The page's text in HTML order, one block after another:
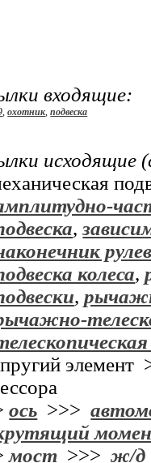
входящие:
,охотник,подвеска
исходящие
,
колеса,
,
ось >>>
мост >>>ж/д